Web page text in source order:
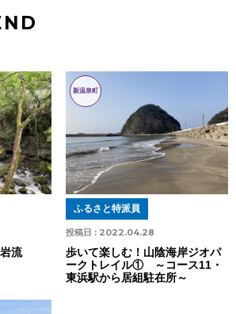
流
新温泉町
投稿日 : 2022.04.28
ふるさと特派員
歩いて楽しむ！山陰海岸ジオパ
ークトレイル① ～コース11・
東浜駅から居組駐在所～